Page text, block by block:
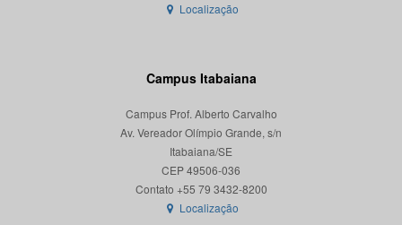
Localização
Campus Itabaiana
Campus Prof. Alberto Carvalho
Av. Vereador Olímpio Grande, s/n
Itabaiana/SE
CEP 49506-036
Localização